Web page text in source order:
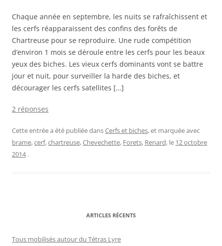
Chaque année en septembre, les nuits se rafraîchissent et
les cerfs réapparaissent des confins des forêts de
Chartreuse pour se reproduire. Une rude compétition
d’environ 1 mois se déroule entre les cerfs pour les beaux
yeux des biches. Les vieux cerfs dominants vont se battre
jour et nuit, pour surveiller la harde des biches, et
décourager les cerfs satellites […]
2 réponses
Cette entrée a été publiée dansCerfs et biches, et marquée avec
brame,cerf,chartreuse,Chevechette, Forets, Renard, le 12 octobre
2014 .
ARTICLES RÉCENTS
Tous mobilisés autour du Tétras Lyre